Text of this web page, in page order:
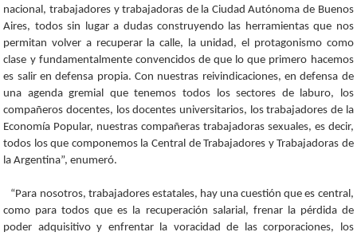
nacional, trabajadores y trabajadoras de la Ciudad Autónoma de Buenos
Aires, todos sin lugar a dudas construyendo las herramientas que nos
permitan volver a recuperar la calle, la unidad, el protagonismo como
clase y fundamentalmente convencidos de que lo que primero hacemos
es salir en defensa propia. Con nuestras reivindicaciones, en defensa de
una agenda gremial que tenemos todos los sectores de laburo, los
compañeros docentes, los docentes universitarios, los trabajadores de la
Economía Popular, nuestras compañeras trabajadoras sexuales, es decir,
todos los que componemos la Central de Trabajadores y Trabajadoras de
la Argentina”, enumeró.
“Para nosotros, trabajadores estatales, hay una cuestión que es central,
como para todos que es la recuperación salarial, frenar la pérdida de
poder adquisitivo y enfrentar la voracidad de las corporaciones, los